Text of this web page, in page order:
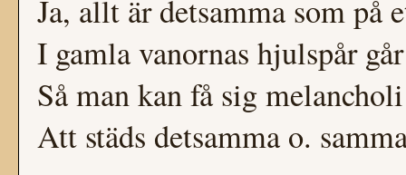
Ja, allt är detsamma som på
I gamla vanornas hjulspår går
Så man kan få sig melancholi
Att städs detsamma o.